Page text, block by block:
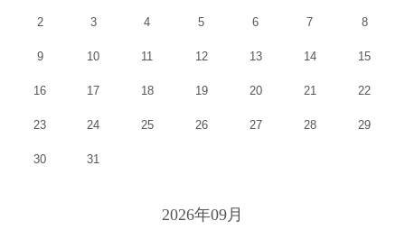
2 3 4 5 6 7 8
9 10 11 12 13 14 15
16 17 18 19 20 21 22
23 24 25 26 27 28 29
30 31
2026年09月